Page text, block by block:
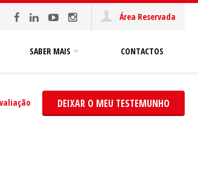
Área Reservada
SABER MAIS CONTACTOS
DEIXAR O MEU TESTEMUNHO